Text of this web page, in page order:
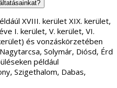
XVIII. kerület XIX. kerület,
I. kerület, V. kerület, VI.
és vonzáskörzetében
Solymár, Diósd, Érd
például
Szigethalom, Dabas,